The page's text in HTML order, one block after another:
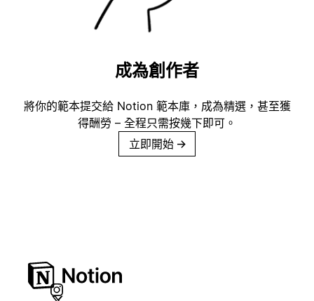
成為創作者
將你的範本提交給 Notion 範本庫，成為精選，甚至獲
得酬勞 – 全程只需按幾下即可。
立即開始 →